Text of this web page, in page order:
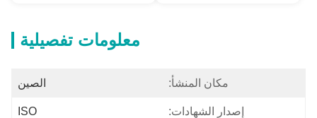
معلومات تفصيلية
مكان المنشأ: الصين
إصدار الشهادات: ISO